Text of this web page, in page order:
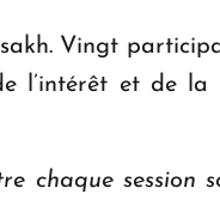
Vingt
l’intérêt et de la
chaque session